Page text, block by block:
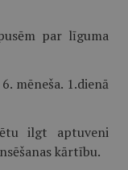
par līguma
mēneša. 1.dienā
ilgt aptuveni
kārtību.